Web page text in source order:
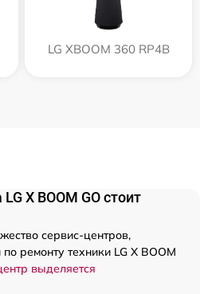
LG XBOOM 360 RP4B
X BOOM GO стоит
сервис-центров,
ремонту техники LG X BOOM
выделяется